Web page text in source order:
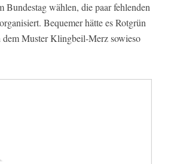
Bundestag wählen, die paar fehlenden
Bequemer hätte es Rotgrün
Muster Klingbeil-Merz sowieso